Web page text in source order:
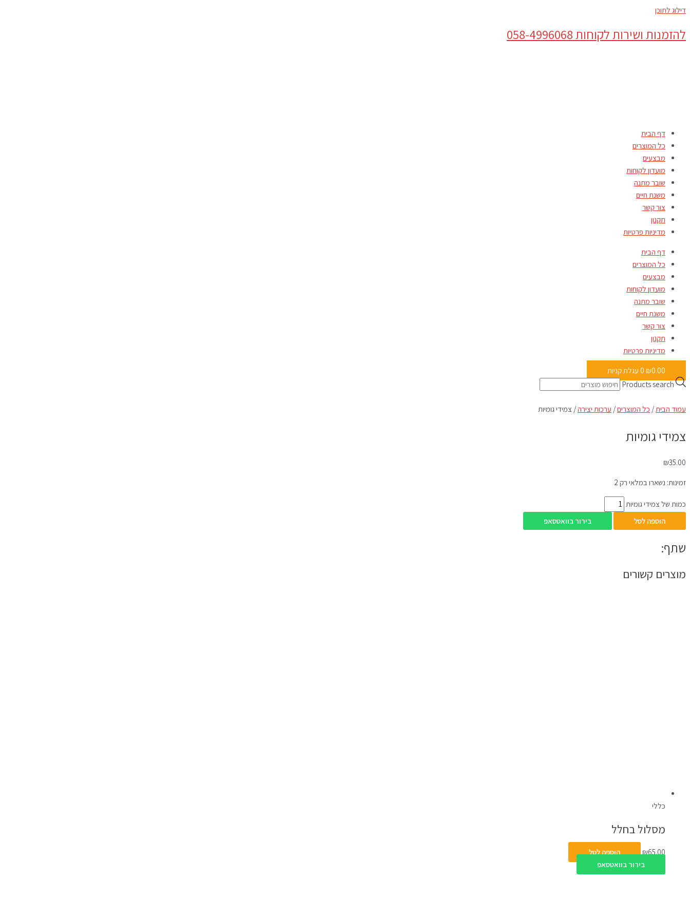
דילוג לתוכן
להזמנות ושירות לקוחות 058-4996068
דף הבית
כל המוצרים
מבצעים
מועדון לקוחות
שובר מתנה
משנת חיים
צור קשר
תקנון
מדיניות פרטיות
דף הבית
כל המוצרים
מבצעים
מועדון לקוחות
שובר מתנה
משנת חיים
צור קשר
תקנון
מדיניות פרטיות
₪0.00
0 עגלת קניות
Products search
עמוד הבית/ כל המוצרים/ ערכות יצירה/ צמידי גומיות
צמידי גומיות
₪35.00
זמינות: נשארו במלאי רק 2
כמות של צמידי גומיות
הוספה לסל
בירור בוואטסאפ
שתף:
מוצרים קשורים
כללי
מסלול בחלל
₪65.00
הוספה לסל
בירור בוואטסאפ